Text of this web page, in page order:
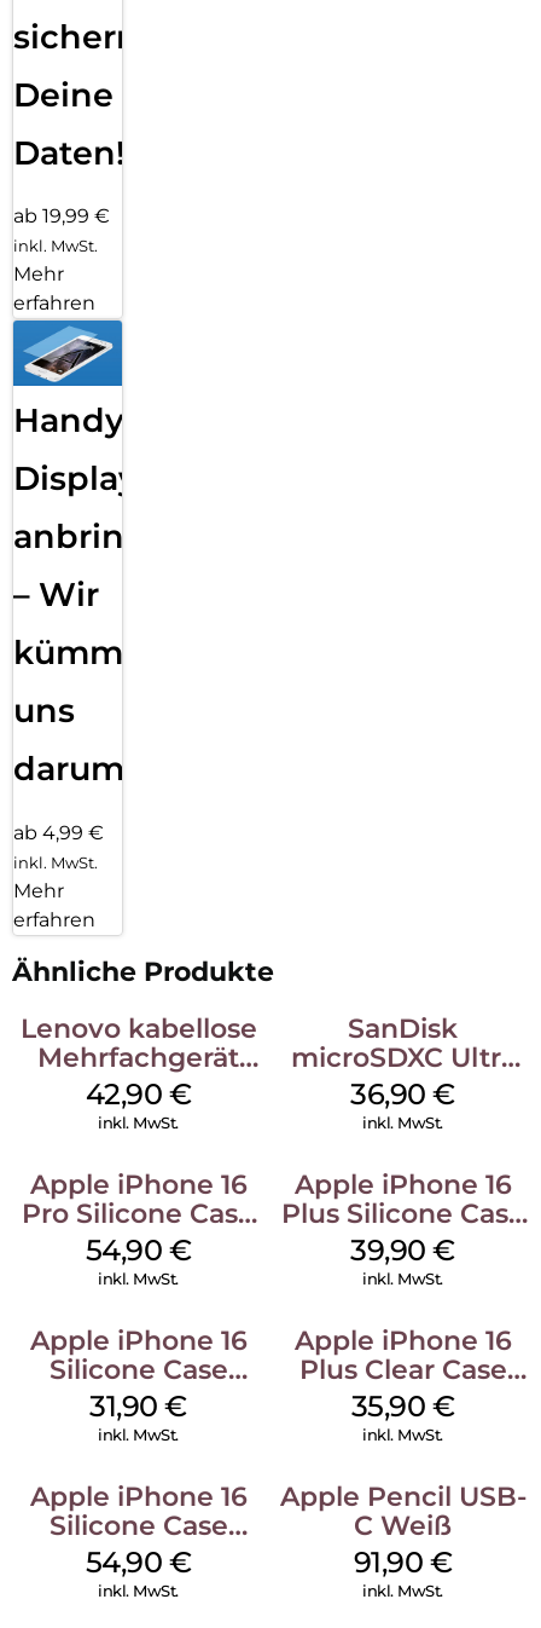
sichern
Deine
Daten!
ab 19,99 €
inkl. MwSt.
Mehr
erfahren
Handy
Displayfolie
anbringen
– Wir
kümmern
uns
darum!
ab 4,99 €
inkl. MwSt.
Mehr
erfahren
Ähnliche Produkte
Lenovo kabellose
Mehrfachgerät
Luna Grey
42,90 €
inkl. MwSt.
SanDisk
microSDXC Ultra
128 GB + Adapter
Mobile
36,90€
inkl. MwSt.
Apple iPhone 16
Pro Silicone Case
MagSafe Black
54,90 €
inkl. MwSt.
Apple iPhone 16
Plus Silicone Case
MagSafe Plum
39,90€
inkl. MwSt.
Apple iPhone 16
Silicone Case
MagSafe Fuchsia
31,90€
inkl. MwSt.
Apple iPhone 16
Plus Clear Case
MagSafe
Transparent
35,90 €
inkl. MwSt.
Apple iPhone 16
Silicone Case
MagSafe Black
54,90 €
inkl. MwSt.
Apple Pencil USB-
C Weiß
91,90 €
inkl. MwSt.